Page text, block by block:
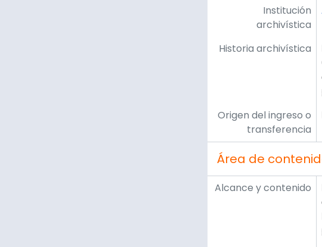
Institución
archivística
Historia archivística
Origen del ingreso o
transferencia
Área de
Alcance y contenido